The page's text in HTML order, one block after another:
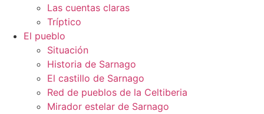
Las cuentas claras
Tríptico
El pueblo
Situación
Historia de Sarnago
El castillo de Sarnago
Red de pueblos de la Celtiberia
Mirador estelar de Sarnago